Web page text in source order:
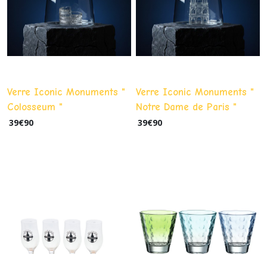
Verre Iconic Monuments "
Colosseum "
39€90
Verre Iconic Monuments "
Notre Dame de Paris "
39€90